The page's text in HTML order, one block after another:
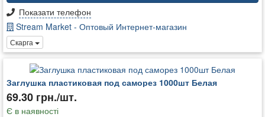
Показати телефон
Stream Market - Оптовый Интернет-магазин
Скарга
Заглушка пластиковая под саморез 1000шт Белая
69.30 грн./шт.
Є в наявності